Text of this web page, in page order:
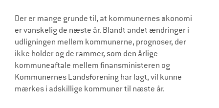
Der er mange grunde til, at kommunernes økonomi
er vanskelig de næste år. Blandt andet ændringer i
udligningen mellem kommunerne, prognoser, der
ikke holder og de rammer, som den årlige
kommuneaftale mellem finansministeren og
Kommunernes Landsforening har lagt, vil kunne
mærkes i adskillige kommuner til næste år.